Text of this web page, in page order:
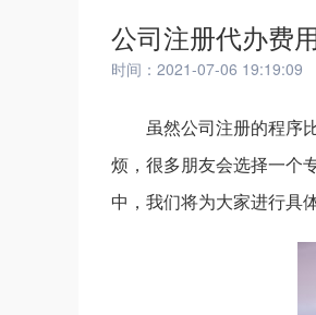
公司注册代办费
时间：2021-07-06 19:19:09
虽然公司注册的程序
烦，很多朋友会选择一个
中，我们将为大家进行具